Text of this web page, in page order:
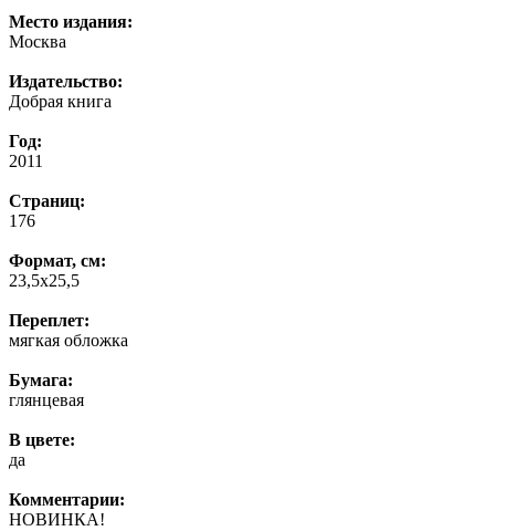
Место издания:
Москва
Издательство:
Добрая книга
Год:
2011
Страниц:
176
Формат, см:
23,5х25,5
Переплет:
мягкая обложка
Бумага:
глянцевая
В цвете:
да
Комментарии:
НОВИНКА!